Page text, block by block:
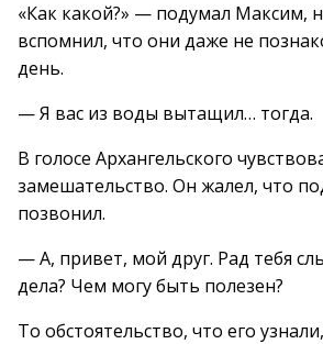
«Как какой?» — подумал Максим,
вспомнил, что они даже не
день.
— Я вас из воды вытащил… тогда.
В голосе Архангельского
замешательство. Он жалел, что
позвонил.
— А, привет, мой друг. Рад тебя
дела? Чем могу быть полезен?
То обстоятельство, что его